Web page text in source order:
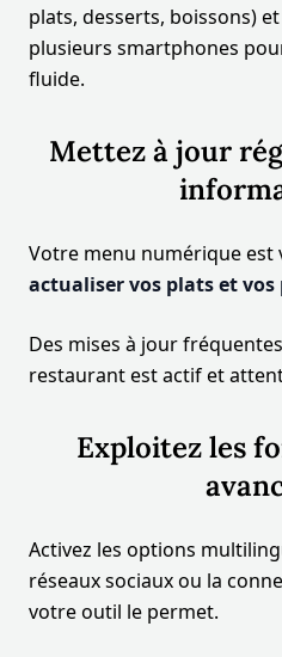
plats, desserts, boissons)
plusieurs smartphones
fluide.
Mettez à jour
Votre menu numérique
actualiser vos plats et vos
Des mises à jour
restaurant est actif et
Exploitez les
Activez les options
réseaux sociaux ou la
votre outil le permet.